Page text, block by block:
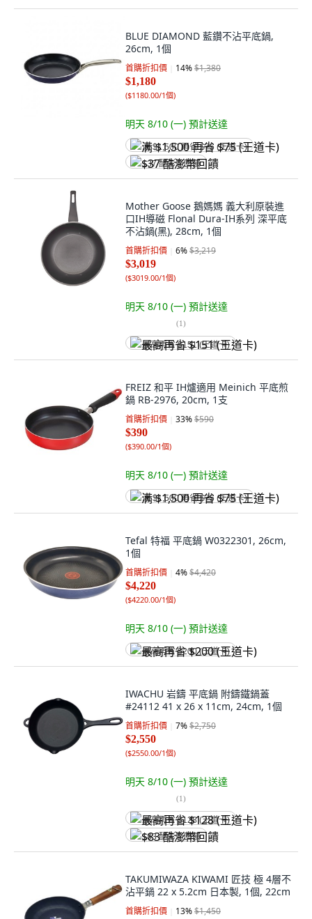
BLUE DIAMOND 藍鑽不沾平底鍋,
26cm, 1個
首購折扣價 14%$1,380
$1,180
($1180.00/1個)
明天 8/10 (一) 預計送達
满 $1,500 再省 $75 (王道卡)
$37 酷澎幣回饋
Mother Goose 鵝媽媽 義大利原裝進
口IH導磁 Flonal Dura-IH系列 深平底
不沾鍋(黑), 28cm, 1個
首購折扣價 6%$3,219
$3,019
($3019.00/1個)
明天 8/10 (一) 預計送達
(1)
最高再省 $151 (王道卡)
FREIZ 和平 IH爐適用 Meinich 平底煎
鍋 RB-2976, 20cm, 1支
首購折扣價 33%$590
$390
($390.00/1個)
明天 8/10 (一) 預計送達
满 $1,500 再省 $75 (王道卡)
Tefal 特福 平底鍋 W0322301, 26cm,
1個
首購折扣價 4%$4,420
$4,220
($4220.00/1個)
明天 8/10 (一) 預計送達
最高再省 $200 (王道卡)
IWACHU 岩鑄 平底鍋 附鑄鐵鍋蓋
#24112 41 x 26 x 11cm, 24cm, 1個
首購折扣價 7%$2,750
$2,550
($2550.00/1個)
明天 8/10 (一) 預計送達
(1)
最高再省 $128 (王道卡)
$83 酷澎幣回饋
TAKUMIWAZA KIWAMI 匠技 極 4層不
沾平鍋 22 x 5.2cm 日本製, 1個, 22cm
首購折扣價 13%$1,450